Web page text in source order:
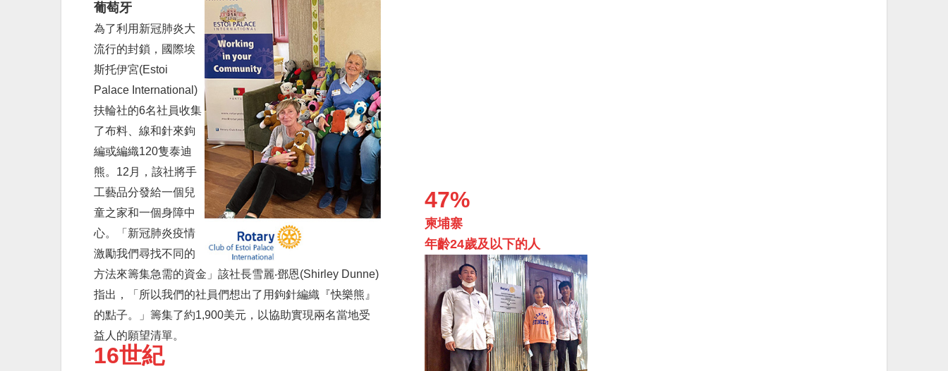
葡萄牙
為了利用新冠肺炎大
流行的封鎖，國際埃
斯托伊宮(Estoi
Palace International)
扶輪社的6名社員收集
了布料、線和針來鉤
編或編織120隻泰迪
熊。12月，該社將手
工藝品分發給一個兒
童之家和一個身障中
心。「新冠肺炎疫情
激勵我們尋找不同的
方法來籌集急需的資金」該社長雪麗‧鄧恩(Shirley Dunne)
指出，「所以我們的社員們想出了用鉤針編織『快樂熊』
的點子。」籌集了約1,900美元，以協助實現兩名當地受
益人的願望清單。
16世紀
47%
柬埔寨
年齡24歲及以下的人